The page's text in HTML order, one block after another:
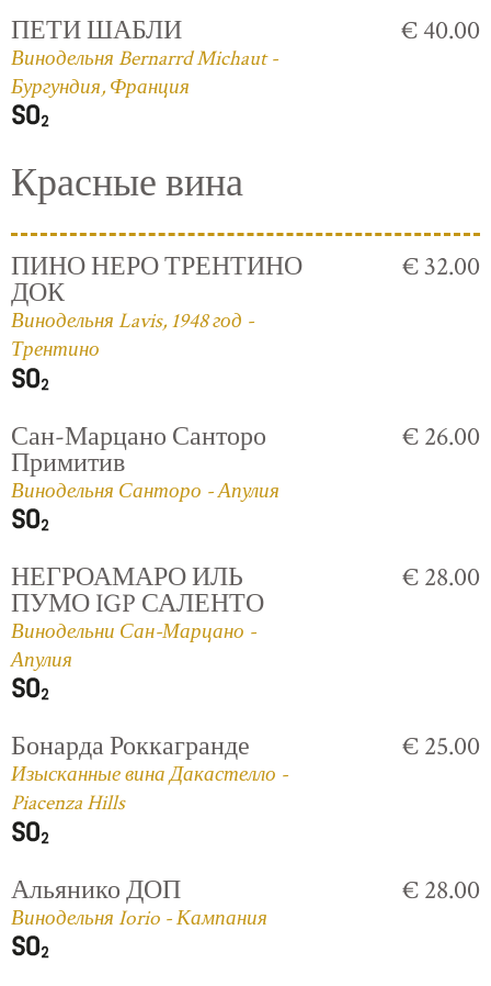
ПЕТИ ШАБЛИ
Винодельня Bernarrd Michaut -
Бургундия, Франция
€ 40.00
Красные вина
ПИНО НЕРО ТРЕНТИНО
ДОК
Винодельня Lavis, 1948 год -
Трентино
€ 32.00
Сан-Марцано Санторо
Примитив
Винодельня Санторо - Апулия
€ 26.00
НЕГРОАМАРО ИЛЬ
ПУМО IGP САЛЕНТО
Винодельни Сан-Марцано -
Апулия
€ 28.00
Бонарда Роккагранде
Изысканные вина Дакастелло -
Piacenza Hills
€ 25.00
Альянико ДОП
Винодельня Iorio - Кампания
€ 28.00